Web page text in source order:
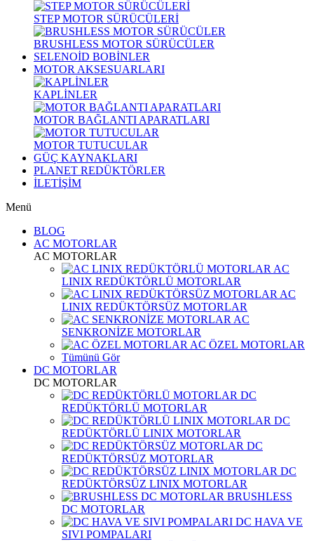
STEP MOTOR SÜRÜCÜLERİ
BRUSHLESS MOTOR SÜRÜCÜLER
SELENOİD BOBİNLER
MOTOR AKSESUARLARI
KAPLİNLER
MOTOR BAĞLANTI APARATLARI
MOTOR TUTUCULAR
GÜÇ KAYNAKLARI
PLANET REDÜKTÖRLER
İLETİŞİM
Menü
BLOG
AC MOTORLAR
AC MOTORLAR
AC
LINIX REDÜKTÖRLÜ MOTORLAR
AC
LINIX REDÜKTÖRSÜZ MOTORLAR
AC
SENKRONİZE MOTORLAR
AC ÖZEL MOTORLAR
Tümünü Gör
DC MOTORLAR
DC MOTORLAR
DC
REDÜKTÖRLÜ MOTORLAR
DC
REDÜKTÖRLÜ LINIX MOTORLAR
DC
REDÜKTÖRSÜZ MOTORLAR
DC
REDÜKTÖRSÜZ LINIX MOTORLAR
BRUSHLESS
DC MOTORLAR
DC HAVA VE
SIVI POMPALARI